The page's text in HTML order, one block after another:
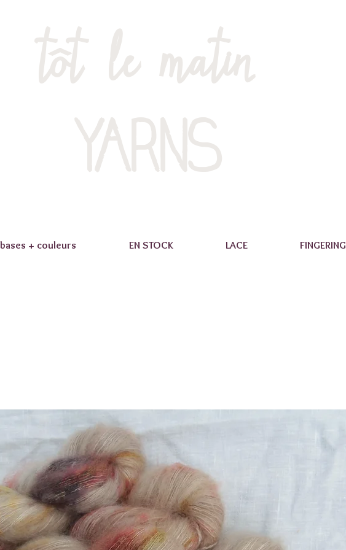
tôt le matin
YARNS
bases + couleurs EN STOCK LACE FINGERING